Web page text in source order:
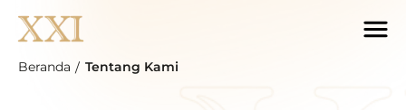
Beranda Tentang Kami